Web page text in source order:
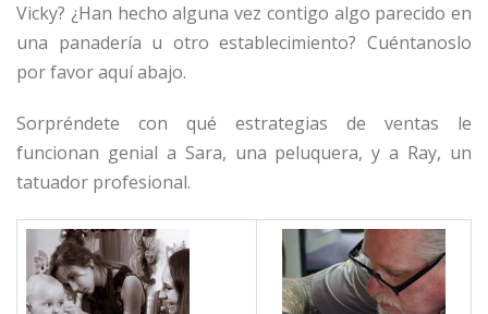
Vicky? ¿Han hecho alguna vez contigo algo parecido en
una panadería u otro establecimiento? Cuéntanoslo
por favor aquí abajo.
Sorpréndete con qué estrategias de ventas le
funcionan genial a Sara, una peluquera, y a Ray, un
tatuador profesional.